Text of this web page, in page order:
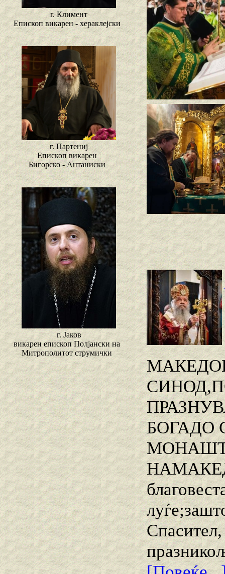
г. Климент
Епископ викарен - хераклејски
г. Партениј
Епископ викарен
Бигорско - Антаниски
г. Јаков
викарен епископ Полјански на
Митрополитот струмички
БОГАДО